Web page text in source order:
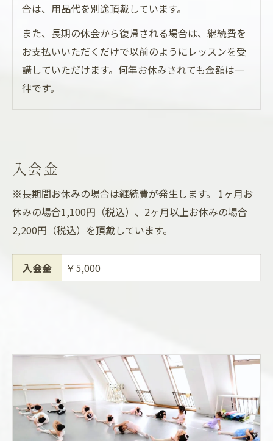
合は、用品代を別途頂戴しています。
また、長期の休会から復帰される場合は、継続費を
お支払いいただくだけで以前のようにレッスンを受
講していただけます。何年お休みされても金額は一
律です。
入会金
※長期間お休みの場合は継続費が発生します。 1ヶ月お
休みの場合1,100円（税込）、2ヶ月以上お休みの場合
2,200円（税込）を頂戴しています。
入会金 ￥5,000